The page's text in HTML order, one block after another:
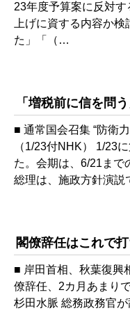
23年度予算案に反対
上げに資する内容か
た」「（…
「増税前に信を問
■ 通常国会召集 “防衛
（1/23付NHK） 1/23
た。会期は、6/21まで
総理は、施政方針演
閣僚辞任はこれで
■ 岸田首相、秋葉復
僚辞任、2カ月あまり
杉田水脈 総務政務官